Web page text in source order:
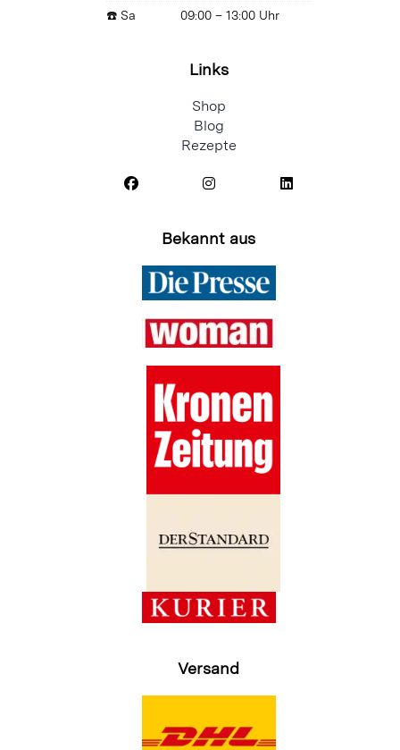
☎️ Sa 09:00 – 13:00 Uhr
Links
Shop
Blog
Rezepte
Bekannt aus
Versand